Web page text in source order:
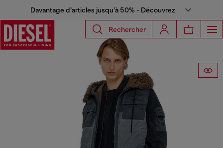
Davantage d’articles jusqu’à 50% - Découvrez
Rechercher